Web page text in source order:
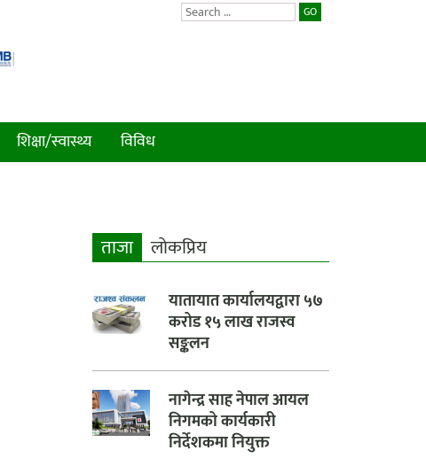
GO
शिक्षा/स्वास्थ्य विविध
ताजा लाेकप्रिय
यातायात कार्यालयद्वारा ५७
करोड १५ लाख राजस्व
सङ्कलन
नागेन्द्र साह नेपाल आयल
निगमको कार्यकारी
निर्देशकमा नियुक्त